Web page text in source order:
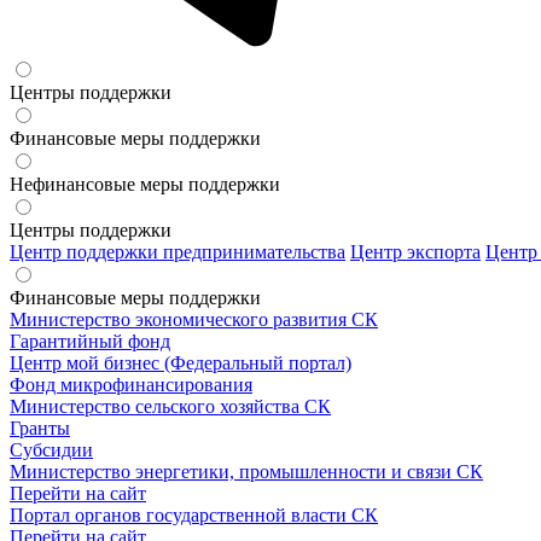
Центры поддержки
Финансовые меры поддержки
Нефинансовые меры поддержки
Центры поддержки
Центр поддержки предпринимательства Центр экспорта
Финансовые меры поддержки
Министерство экономического развития СК
Гарантийный фонд
Центр мой бизнес (Федеральный портал)
Фонд микрофинансирования
Министерство сельского хозяйства СК
Гранты
Субсидии
Министерство энергетики, промышленности и связи СК
Перейти на сайт
Портал органов государственной власти СК
Перейти на сайт